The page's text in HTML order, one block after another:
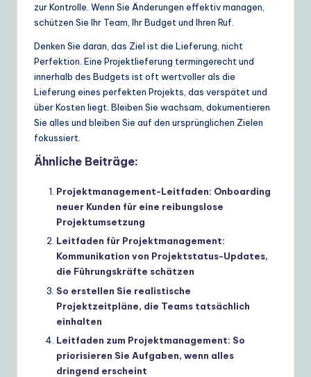
zur Kontrolle. Wenn Sie Änderungen effektiv managen,
schützen Sie Ihr Team, Ihr Budget und Ihren Ruf.
Denken Sie daran, das Ziel ist die Lieferung, nicht
Perfektion. Eine Projektlieferung termingerecht und
innerhalb des Budgets ist oft wertvoller als die
Lieferung eines perfekten Projekts, das verspätet und
über Kosten liegt. Bleiben Sie wachsam, dokumentieren
Sie alles und bleiben Sie auf den ursprünglichen Zielen
fokussiert.
Ähnliche Beiträge:
Projektmanagement-Leitfaden: Onboarding
neuer Kunden für eine reibungslose
Projektumsetzung
Leitfaden für Projektmanagement:
Kommunikation von Projektstatus-Updates,
die Führungskräfte schätzen
So erstellen Sie realistische
Projektzeitpläne, die Teams tatsächlich
einhalten
Leitfaden zum Projektmanagement: So
priorisieren Sie Aufgaben, wenn alles
dringend erscheint